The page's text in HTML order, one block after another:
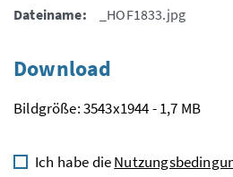
Dateiname:
_HOF1833.jpg
Download
Bildgröße: 3543x1944 - 1,7 MB
Ich habe die